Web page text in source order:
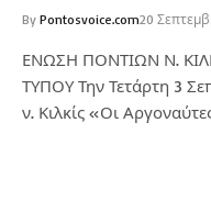
By Pontosvoice.com20
ΕΝΩΣΗ ΠΟΝΤΙΩΝ Ν.
ΤΥΠΟΥ Την Τετάρτη 3
ν. Κιλκίς «Οι